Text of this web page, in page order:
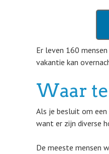
Er leven 160
vakantie kan
Waar
Als je besluit om een
want er zijn diverse
De meeste mensen